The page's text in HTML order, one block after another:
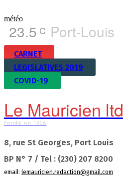
météo
23.5 C Port-Louis
CARNET
LEGISLATIVES 2019
COVID-19
Le Mauricien ltd
Fondé en 1908
8, rue St Georges, Port Louis
BP N° 7 / Tel : (230) 207 8200
email: lemauricien.redaction@gmail.com